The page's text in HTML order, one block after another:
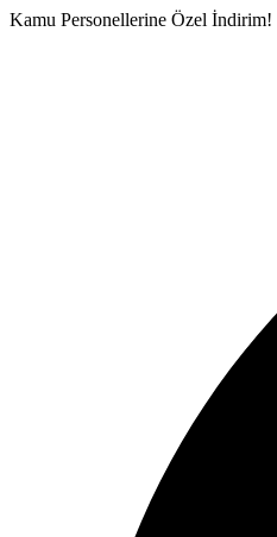
İçeriğe
Kamu Personellerine Özel İndirim!